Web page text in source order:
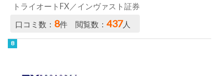
トライオートFX／インヴァスト証券
口コミ数： 8件 閲覧数：437人